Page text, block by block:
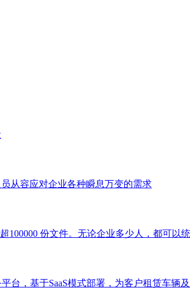
从容应对企业各种瞬息万变的需求
100000 份文件。无论企业多少人，都可以
台，基于SaaS模式部署，为客户租赁车辆